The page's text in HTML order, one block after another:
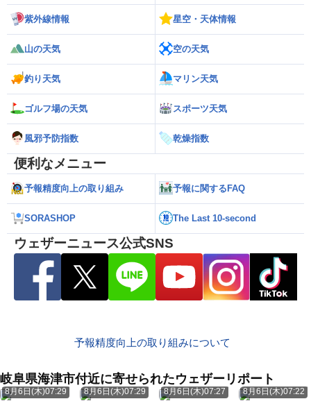
紫外線情報 星空・天体情報
山の天気 空の天気
釣り天気 マリン天気
ゴルフ場の天気 スポーツ天気
風邪予防指数 乾燥指数
便利なメニュー
予報精度向上の取り組み 予報に関するFAQ
SORASHOP The Last 10-second
ウェザーニュース公式SNS
予報精度向上の取り組みについて
岐阜県海津市付近に寄せられたウェザーリポート
8月6日(木)07:29 8月6日(木)07:29 8月6日(木)07:27 8月6日(木)07:22